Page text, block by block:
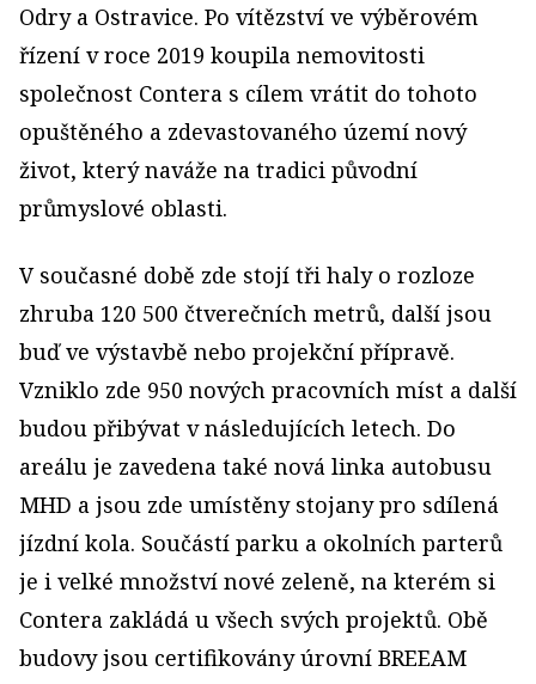
Odry a Ostravice. Po vítězství ve výběrovém
řízení v roce 2019 koupila nemovitosti
společnost Contera s cílem vrátit do tohoto
opuštěného a zdevastovaného území nový
život, který naváže na tradici původní
průmyslové oblasti.
V současné době zde stojí tři haly o rozloze
zhruba 120 500 čtverečních metrů, další jsou
buď ve výstavbě nebo projekční přípravě.
Vzniklo zde 950 nových pracovních míst a další
budou přibývat v následujících letech. Do
areálu je zavedena také nová linka autobusu
MHD a jsou zde umístěny stojany pro sdílená
jízdní kola. Součástí parku a okolních parterů
je i velké množství nové zeleně, na kterém si
Contera zakládá u všech svých projektů. Obě
budovy jsou certifikovány úrovní BREEAM